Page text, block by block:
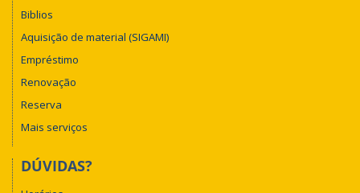
Biblios
Aquisição de material (SIGAMI)
Empréstimo
Renovação
Reserva
Mais serviços
DÚVIDAS?